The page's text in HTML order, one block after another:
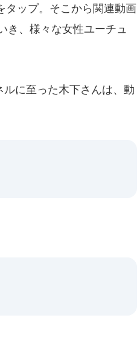
ップ。そこから関連動画
き、様々な女性ユーチュ
に至った木下さんは、動